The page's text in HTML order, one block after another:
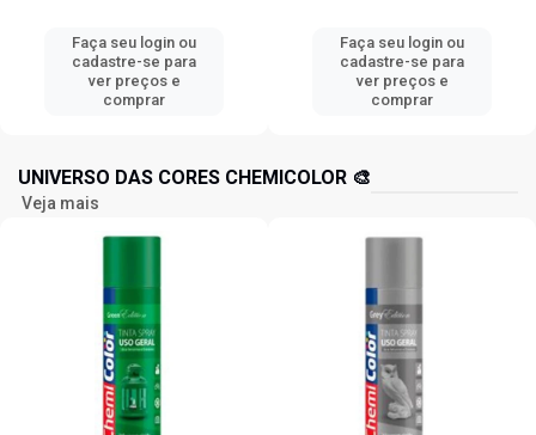
Faça seu login ou
cadastre-se para
ver preços e
comprar
Faça seu login ou
cadastre-se para
ver preços e
comprar
UNIVERSO DAS CORES CHEMICOLOR 🎨
Veja mais